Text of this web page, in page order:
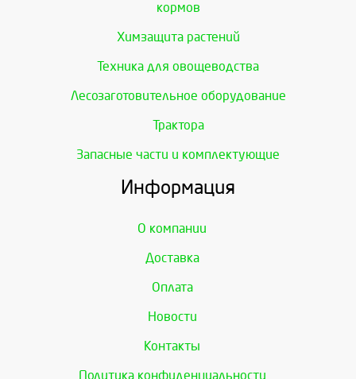
кормов
Химзащита растений
Техника для овощеводства
Лесозаготовительное оборудование
Трактора
Запасные части и комплектующие
Информация
О компании
Доставка
Оплата
Новости
Контакты
Политика конфиденциальности